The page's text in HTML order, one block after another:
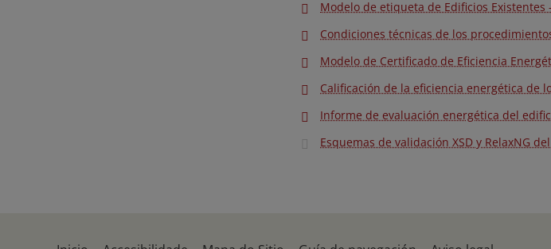
Modelo de etiqueta de Edificios
Condiciones técnicas de los
Modelo de Certificado de Eficiencia
Calificación de la eficiencia energética de
Informe de evaluación energética del
Esquemas de validación XSD y RelaxNG